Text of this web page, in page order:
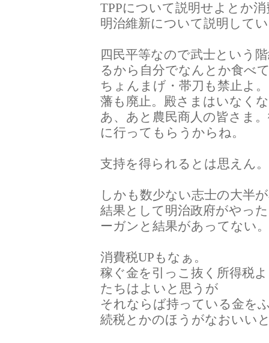
TPPについて説明せよとか
明治維新について説明して
四民平等なので武士という
るから自分でなんとか食べ
ちょんまげ・帯刀も禁止よ。
藩も廃止。殿さまはいなく
あ、あと農民商人の皆さま
に行ってもらうからね。
支持を得られるとは思えん。
しかも数少ない志士の大半
結果として明治政府がやっ
ーガンと結果があってない
消費税UPもなぁ。
稼ぐ金を引っこ抜く所得税
たちはよいと思うが
それならば持っている金を
続税とかのほうがなおいい